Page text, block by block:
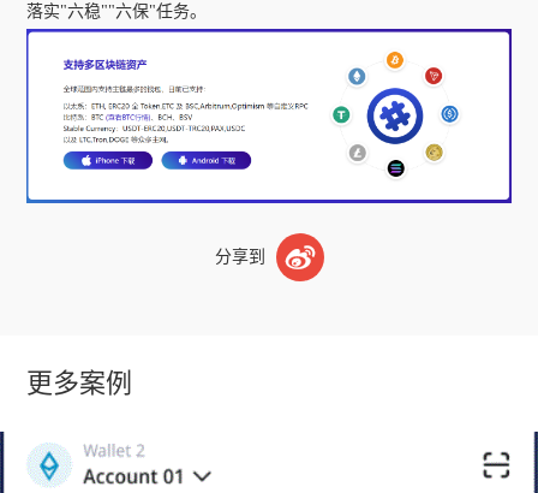
落实"六稳""六保"任务。
分享到 
更多案例